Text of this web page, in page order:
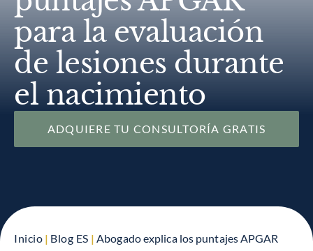
para la evaluación
de lesiones durante
el nacimiento
ADQUIERE TU CONSULTORÍA GRATIS
Inicio | Blog ES | Abogado explica los puntajes APGAR